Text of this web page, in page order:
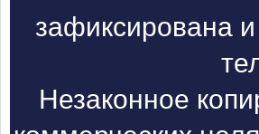
зафиксирована
Незаконное